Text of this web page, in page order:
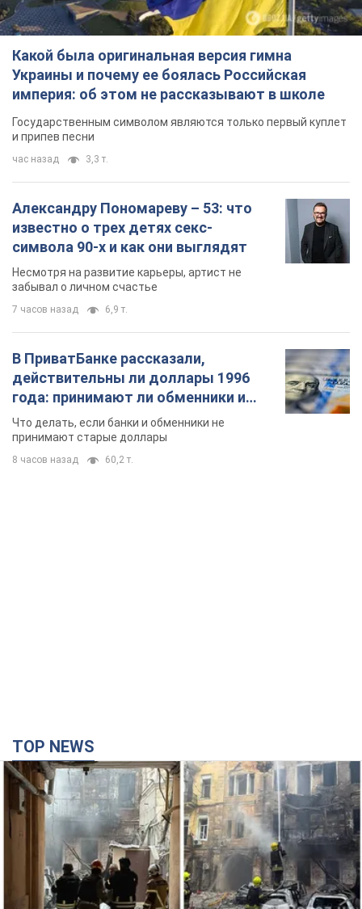
Какой была оригинальная версия гимна
Украины и почему ее боялась Российская
империя: об этом не рассказывают в школе
Государственным символом являются только первый куплет
и припев песни
час назад 3,3 т.
Александру Пономареву – 53: что
известно о трех детях секс-
символа 90-х и как они выглядят
Несмотря на развитие карьеры, артист не
забывал о личном счастье
7 часов назад 6,9 т.
В ПриватБанке рассказали,
действительны ли доллары 1996
года: принимают ли обменники и
банки такие купюры
Что делать, если банки и обменники не
принимают старые доллары
8 часов назад 60,2 т.
TOP NEWS